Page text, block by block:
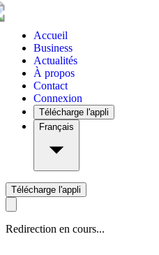
Accueil
Business
Actualités
À propos
Contact
Connexion
Télécharge l'appli
Français
Télécharge l'appli
Redirection en cours...